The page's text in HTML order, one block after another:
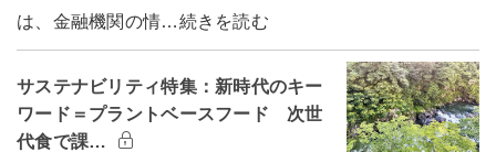
は、金融機関の情…続きを読む
サステナビリティ特集：新時代のキー
ワード＝プラントベースフード 次世
代食で課…